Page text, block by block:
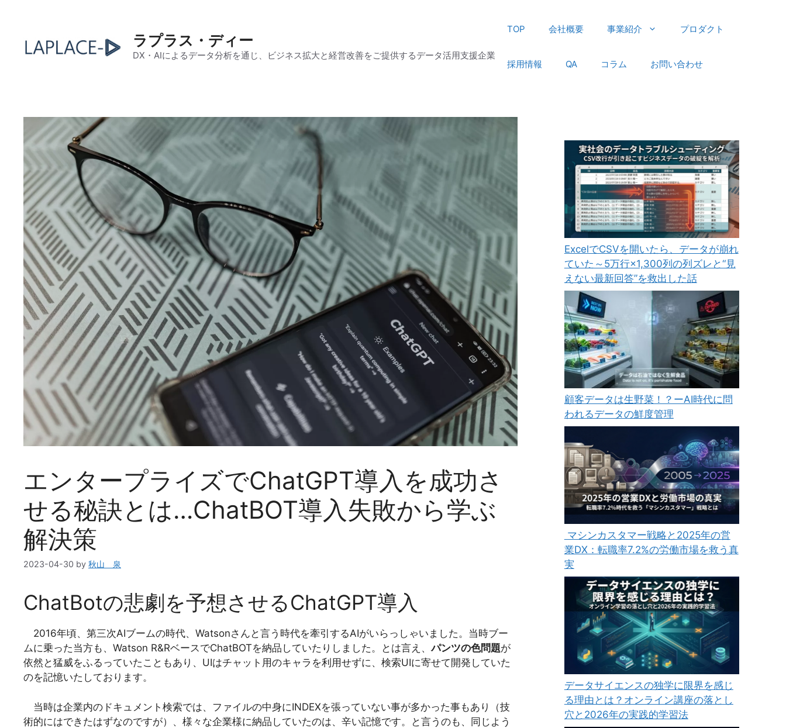
ラプラス・ディー
DX・AIによるデータ分析を通じ、ビジネス拡大と経営改善をご提供するデータ活用支援企業
TOP 会社概要 事業紹介 プロダクト
採用情報 QA コラム お問い合わせ
エンタープライズでChatGPT導入を成功さ
せる秘訣とは…ChatBOT導入失敗から学ぶ
解決策
2023-04-30 by 秋山 泉
ChatBotの悲劇を予想させるChatGPT導入
2016年頃、第三次AIブームの時代、Watsonさんと言う時代を牽引するAIがいらっしゃいました。当時ブー
ムに乗った当方も、Watson R&RベースでChatBOTを納品していたりしました。とは言え、パンツの色問題が
依然と猛威をふるっていたこともあり、UIはチャット用のキャラを利用せずに、検索UIに寄せて開発していた
のを記憶いたしております。
当時は企業内のドキュメント検索では、ファイルの中身にINDEXを張っていない事が多かった事もあり（技
術的にはできたはずなのですが）、様々な企業様に納品していたのは、辛い記憶です。と言うのも、同じよう
ExcelでCSVを開いたら、データが崩れ
ていた～5万行×1,300列の列ズレと“見
えない最新回答”を救出した話
顧客データは生野菜！？ーAI時代に問
われるデータの鮮度管理
マシンカスタマー戦略と2025年の営
業DX：転職率7.2%の労働市場を救う真
実
データサイエンスの独学に限界を感じ
る理由とは？オンライン講座の落とし
穴と2026年の実践的学習法